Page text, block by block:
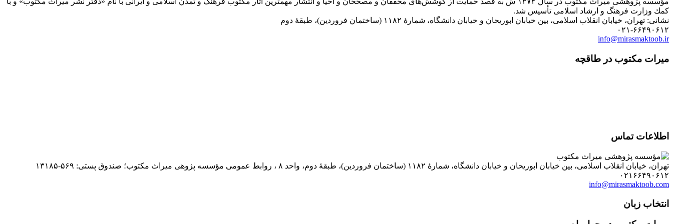
نشانی: تهران، خیابان انقلاب اسلامی، بین خیابان ابوریحان و خیابان دانشگاه، شمارۀ ۱۱۸۲ (ساختمان فروردین)، طبقۀ دوم
۰۲۱-۶۶۴۹۰۶۱۲
info@mirasmaktoob.ir
تهران، خیابان انقلاب اسلامی، بین خیابان ابوریحان و خیابان دانشگاه، شمارۀ ۱۱۸۲ (ساختمان فروردین)، طبقۀ دوم، واحد ۸ ، روابط عمومی مؤسسه پژوهی میراث مکتوب؛ صندوق پستی: ۵۶۹-۱۳۱۸۵
۰۲۱۶۶۴۹۰۶۱۲
info@mirasmaktoob.com